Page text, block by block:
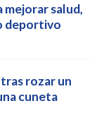
mejorar salud,
deportivo
rozar un
cuneta